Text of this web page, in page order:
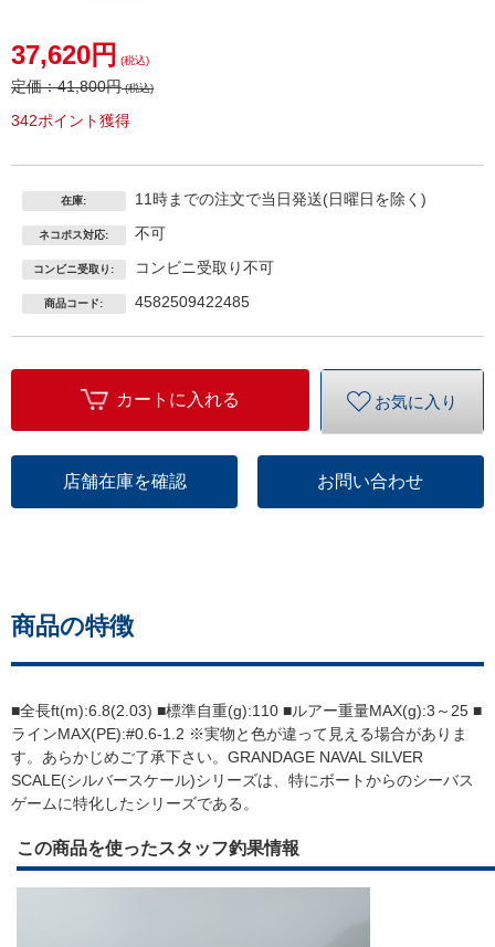
37,620円 (税込)
定価：41,800円(税込)
342ポイント獲得
在庫: 11時までの注文で当日発送(日曜日を除く)
ネコポス対応: 不可
コンビニ受取り: コンビニ受取り不可
商品コード: 4582509422485
カートに入れる お気に入り
店舗在庫を確認 お問い合わせ
商品の特徴
■全長ft(m):6.8(2.03) ■標準自重(g):110 ■ルアー重量MAX(g):3～25 ■
ラインMAX(PE):#0.6-1.2 ※実物と色が違って見える場合がありま
す。あらかじめご了承下さい。GRANDAGE NAVAL SILVER
SCALE(シルバースケール)シリーズは、特にボートからのシーバス
ゲームに特化したシリーズである。